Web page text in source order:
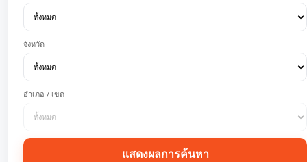
จังหวัด
อำเภอ / เขต
แสดงผลการค้นหา